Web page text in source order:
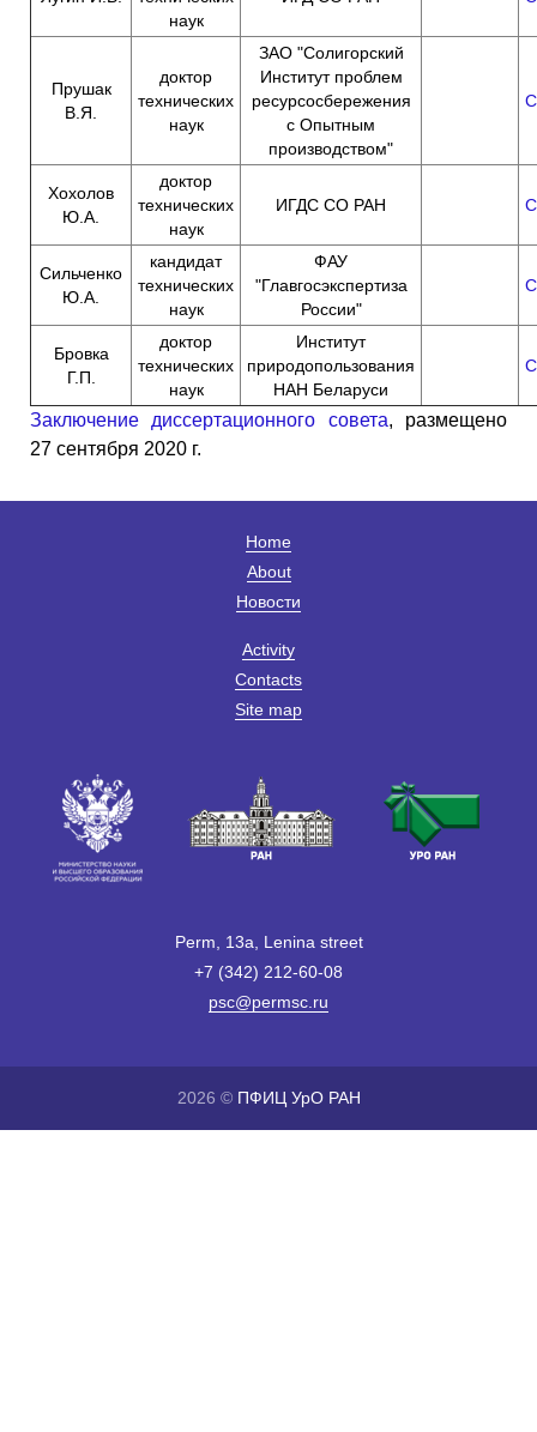
наук
Прушак
В.Я.
доктор
технических
наук
ЗАО "Солигорский
Институт проблем
ресурсосбережения
с Опытным
производством"
Хохолов
Ю.А.
доктор
технических
наук
ИГДС СО РАН
Сильченко
Ю.А.
кандидат
технических
наук
ФАУ
"Главгосэкспертиза
России"
Бровка
Г.П.
доктор
технических
наук
Институт
природопользования
НАН Беларуси
Заключение диссертационного совета, размещено
27 сентября 2020 г.
Home
About
Новости
Activity
Contacts
Site map
Perm, 13a, Lenina street
+7 (342) 212-60-08
psc@permsc.ru
2026 © ПФИЦ УрО РАН